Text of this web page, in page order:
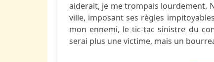
aiderait, je me trompais lourdement.
ville, imposant ses règles
mon ennemi, le tic-tac sinistre du
serai plus une victime, mais un